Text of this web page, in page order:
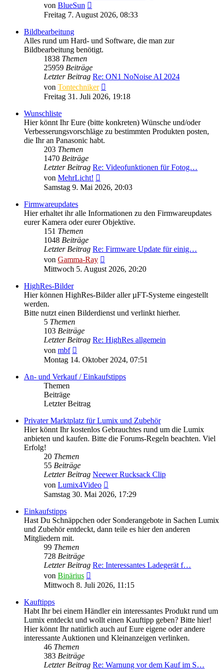
von BlueSun
Beitrag
Freitag 7. August 2026, 08:33
Bildbearbeitung
Alles rund um Hard- und Software, die man zur
Bildbearbeitung benötigt.
1838 Themen
25959 Beiträge
Letzter Beitrag Re: ON1 NoNoise AI 2024
von Tontechniker
Beitrag
Freitag 31. Juli 2026, 19:18
Wunschliste
Hier könnt Ihr Eure (bitte konkreten) Wünsche und/oder
Verbesserungsvorschläge zu bestimmten Produkten posten,
die Ihr an Panasonic habt.
203 Themen
1470 Beiträge
Letzter Beitrag Re: Videofunktionen für Fotog…
von MehrLicht!
Beitrag
Samstag 9. Mai 2026, 20:03
Firmwareupdates
Hier erhaltet ihr alle Informationen zu den Firmwareupdates
eurer Kamera oder eurer Objektive.
151 Themen
1048 Beiträge
Letzter Beitrag Re: Firmware Update für einig…
von Gamma-Ray
Beitrag
Mittwoch 5. August 2026, 20:20
HighRes-Bilder
Hier können HighRes-Bilder aller µFT-Systeme eingestellt
werden.
Bitte nutzt einen Bilderdienst und verlinkt hierher.
5 Themen
103 Beiträge
Letzter Beitrag Re: HighRes allgemein
von mbf
Beitrag
Montag 14. Oktober 2024, 07:51
An- und Verkauf / Einkaufstipps
Themen
Beiträge
Letzter Beitrag
Privater Marktplatz für Lumix und Zubehör
Hier könnt Ihr kostenlos Gebrauchtes rund um die Lumix
anbieten und kaufen. Bitte die Forums-Regeln beachten. Viel
Erfolg!
20 Themen
55 Beiträge
Letzter Beitrag Neewer Rucksack Clip
von Lumix4Video
Beitrag
Samstag 30. Mai 2026, 17:29
Einkaufstipps
Hast Du Schnäppchen oder Sonderangebote in Sachen Lumix
und Zubehör entdeckt, dann teile es hier den anderen
Mitgliedern mit.
99 Themen
728 Beiträge
Letzter Beitrag Re: Interessantes Ladegerät f…
von Binärius
Beitrag
Mittwoch 8. Juli 2026, 11:15
Kauftipps
Habt Ihr bei einem Händler ein interessantes Produkt rund um
Lumix entdeckt und wollt einen Kauftipp geben? Bitte hier!
Hier könnt Ihr natürlich auch auf Eure eigene oder andere
interessante Auktionen und Kleinanzeigen verlinken.
46 Themen
383 Beiträge
Letzter Beitrag Re: Warnung vor dem Kauf im S…